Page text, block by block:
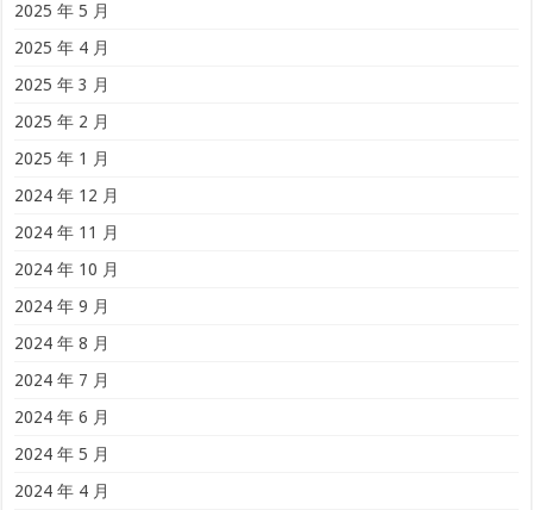
2025 年 5 月
2025 年 4 月
2025 年 3 月
2025 年 2 月
2025 年 1 月
2024 年 12 月
2024 年 11 月
2024 年 10 月
2024 年 9 月
2024 年 8 月
2024 年 7 月
2024 年 6 月
2024 年 5 月
2024 年 4 月